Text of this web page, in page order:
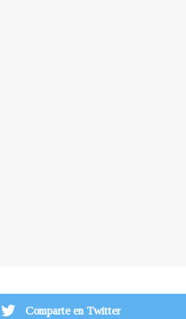
Comparte en Twitter